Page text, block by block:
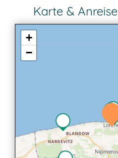
Karte & Anreise
+
−